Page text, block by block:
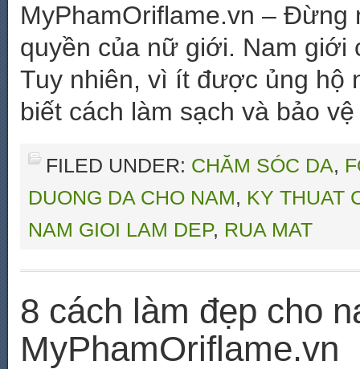
MyPhamOriflame.vn – Đừng
quyền của nữ giới. Nam giới
Tuy nhiên, vì ít được ủng hộ
biết cách làm sạch và bảo
FILED UNDER: CHĂM SÓC DA,
DUONG DA CHO NAM, KY THUAT
NAM GIOI LAM DEP, RUA MAT
8 cách làm đẹp cho
MyPhamOriflame.vn